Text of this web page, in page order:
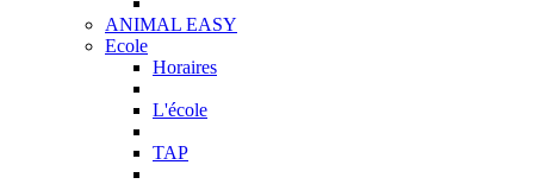
ANIMAL EASY
Ecole
Horaires
L'école
TAP